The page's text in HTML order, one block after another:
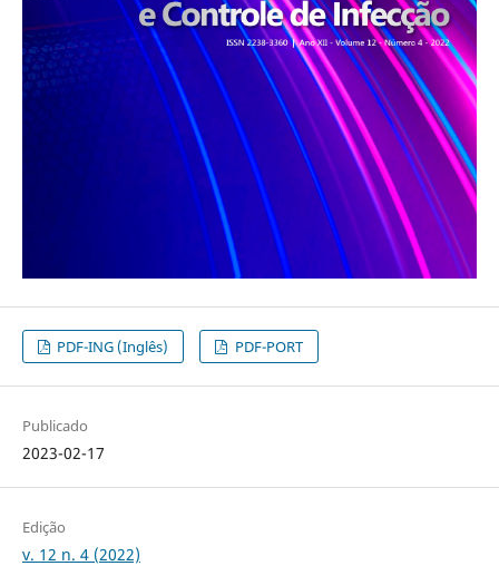
PDF-ING (Inglês) PDF-PORT
Publicado
2023-02-17
Edição
v. 12 n. 4 (2022)